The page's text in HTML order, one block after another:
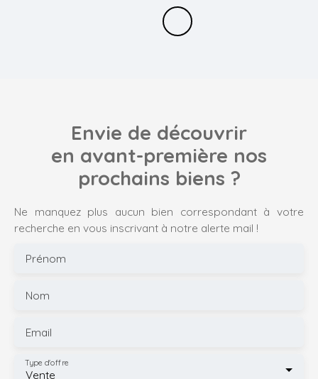
Envie de découvrir
en avant-première nos
prochains biens ?
Ne manquez plus aucun bien correspondant à votre
recherche en vous inscrivant à notre alerte mail !
Prénom
Nom
Email
Vente
Type d'offre